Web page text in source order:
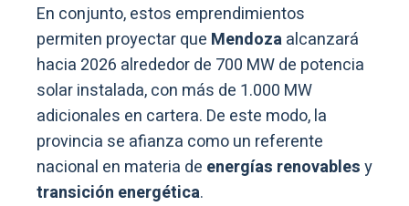
En conjunto, estos emprendimientos
permiten proyectar que Mendozaalcanzará
hacia 2026 alrededor de 700 MW de potencia
solar instalada, con más de 1.000 MW
adicionales en cartera. De este modo, la
provincia se afianza como un referente
nacional en materia de energías renovablesy
transición energética.